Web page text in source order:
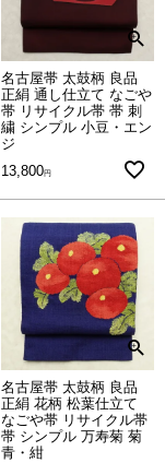
名古屋帯 太鼓柄 良品
正絹 通し仕立て なごや
帯 リサイクル帯 帯 刺
繍 シンプル 小豆・エン
ジ
13,800
名古屋帯 太鼓柄 良品
正絹 花柄 松葉仕立て
なごや帯 リサイクル帯
帯 シンプル 万寿菊 菊
青・紺